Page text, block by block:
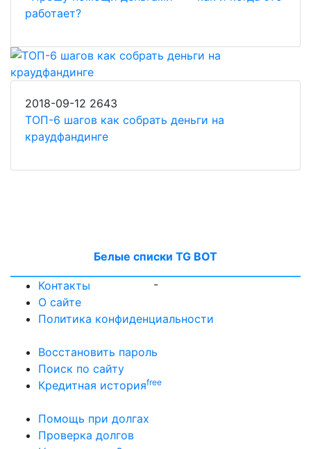
работает?
2018-09-12 2643
ТОП-6 шагов как собрать деньги на
краудфандинге
Белые списки TG BOT
-
Контакты
О сайте
Политика конфиденциальности
Восстановить пароль
Поиск по сайту
Кредитная историяfree
Помощь при долгах
Проверка долгов